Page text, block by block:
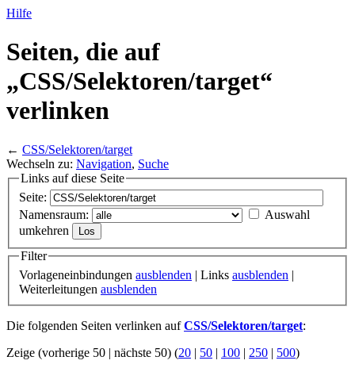
Hilfe
Seiten, die auf
„CSS/Selektoren/target“
verlinken
← CSS/Selektoren/target
Wechseln zu: Navigation, Suche
Links auf diese Seite
Seite:
Namensraum:
Auswahl
umkehren
Filter
Vorlageneinbindungen ausblenden | Links ausblenden |
Weiterleitungen ausblenden
Die folgenden Seiten verlinken aufCSS/Selektoren/target:
Zeige (vorherige 50 | nächste 50) (20 | 50 | 100 | 250 | 500)